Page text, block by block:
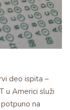
deo ispita –
u Americi služi
na